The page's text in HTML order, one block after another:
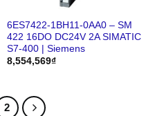
6ES7422-1BH11-0AA0 – SM
422 16DO DC24V 2A SIMATIC
S7-400 | Siemens
8,554,569₫
2